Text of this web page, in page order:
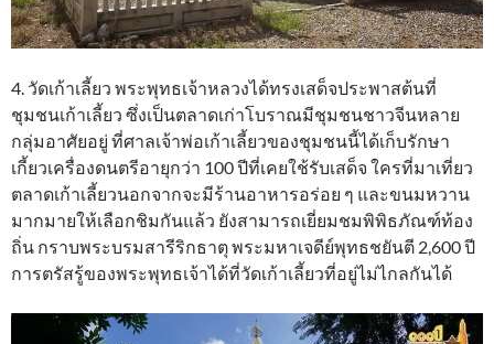
4. วัดเก้าเลี้ยว พระพุทธเจ้าหลวงได้ทรงเสด็จประพาสต้นที่
ชุมชนเก้าเลี้ยว ซึ่งเป็นตลาดเก่าโบราณมีชุมชนชาวจีนหลาย
กลุ่มอาศัยอยู่ ที่ศาลเจ้าพ่อเก้าเลี้ยวของชุมชนนี้ได้เก็บรักษา
เกี้ยวเครื่องดนตรีอายุกว่า 100 ปีที่เคยใช้รับเสด็จ ใครที่มาเที่ยว
ตลาดเก้าเลี้ยวนอกจากจะมีร้านอาหารอร่อย ๆ และขนมหวาน
มากมายให้เลือกชิมกันแล้ว ยังสามารถเยี่ยมชมพิพิธภัณฑ์ท้อง
ถิ่น กราบพระบรมสารีริกธาตุ พระมหาเจดีย์พุทธชยันตี 2,600 ปี
การตรัสรู้ของพระพุทธเจ้าได้ที่วัดเก้าเลี้ยวที่อยู่ไม่ไกลกันได้